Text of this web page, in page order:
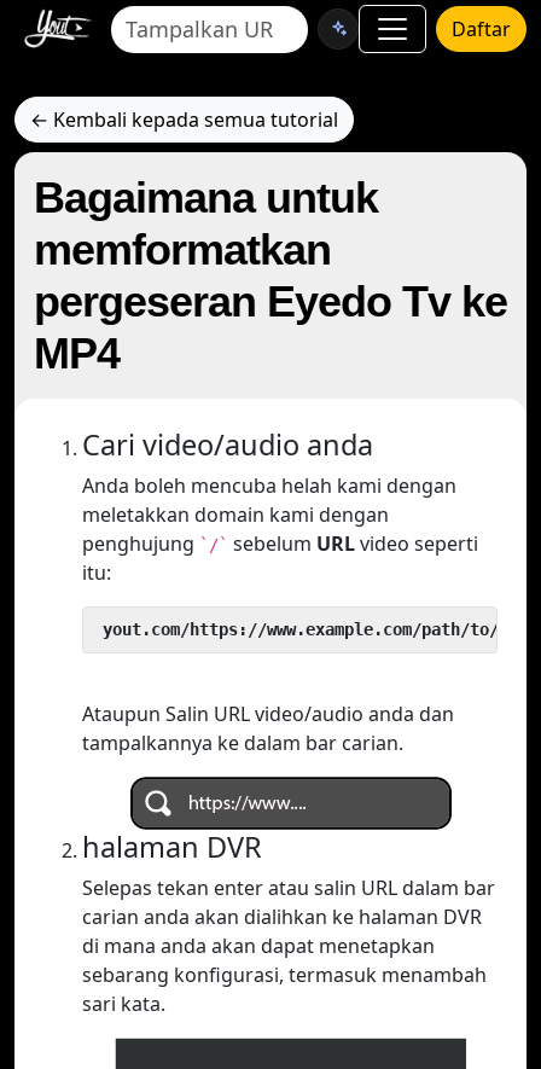
Daftar
← Kembali kepada semua tutorial
Bagaimana untuk
memformatkan
pergeseran Eyedo Tv ke
MP4
Cari video/audio anda
Anda boleh mencuba helah kami dengan
meletakkan domain kami dengan
penghujung `/` sebelum URLvideo seperti
itu:
yout.com/https://www.example.com/path/to/
Ataupun Salin URL video/audio anda dan
tampalkannya ke dalam bar carian.
halaman DVR
Selepas tekan enter atau salin URL dalam bar
carian anda akan dialihkan ke halaman DVR
di mana anda akan dapat menetapkan
sebarang konfigurasi, termasuk menambah
sari kata.